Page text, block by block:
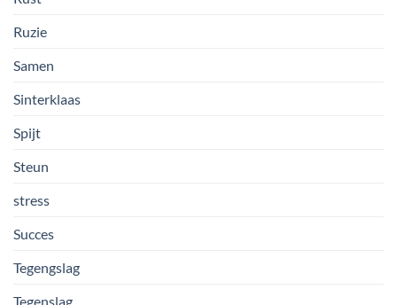
Ruzie
Samen
Sinterklaas
Spijt
Steun
stress
Succes
Tegengslag
Tegenslag